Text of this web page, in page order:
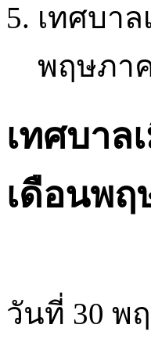
เทศบา
พฤษภา
เทศบาล
เดือนพฤ
วันที่ 30 พ